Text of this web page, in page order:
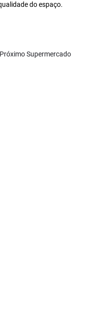
do espaço.
Próximo Supermercado